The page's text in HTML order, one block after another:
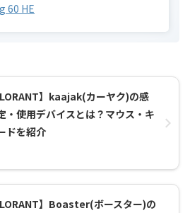
60 HE
】kaajak(カーヤク)の感
・使用デバイスとは？マウス・キ
ドを紹介
】Boaster(ボースター)の